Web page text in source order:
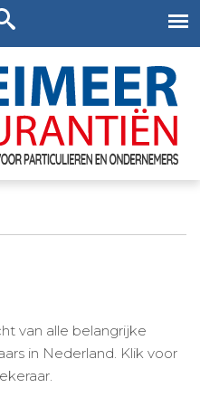
van alle belangrijke
in Nederland. Klik voor